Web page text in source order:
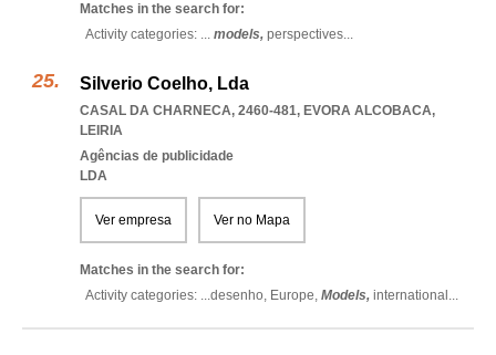
Matches in the search for:
Activity categories: ... models, perspectives...
Silverio Coelho, Lda
CASAL DA CHARNECA, 2460-481, EVORA ALCOBACA,
LEIRIA
Agências de publicidade
LDA
Ver empresa Ver no Mapa
Matches in the search for:
Activity categories: ...desenho, Europe, Models, international ...